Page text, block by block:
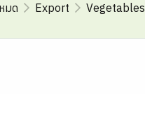
มด Export Vegetables